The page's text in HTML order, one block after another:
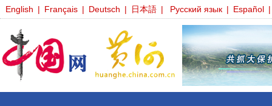
English | Français | Deutsch | 日本語 | Русский язык | Español |